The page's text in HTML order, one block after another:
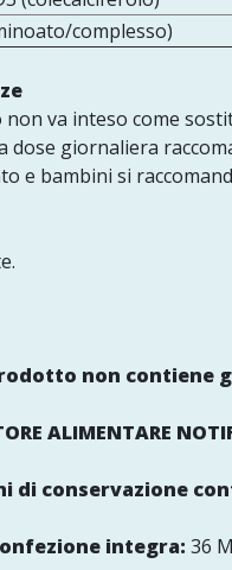
complesso)
va inteso come
dose giornaliera
e bambini si
non contiene
ALIMENTARE
di conservazione
integra: 36